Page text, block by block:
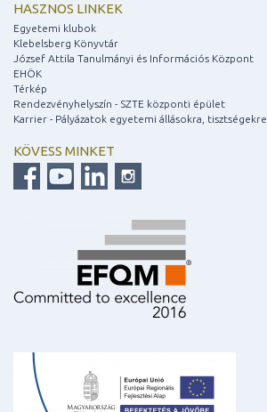
HASZNOS LINKEK
Egyetemi klubok
Klebelsberg Könyvtár
József Attila Tanulmányi és Információs Központ
EHÖK
Térkép
Rendezvényhelyszín - SZTE központi épület
Karrier - Pályázatok egyetemi állásokra, tisztségekre
KÖVESS MINKET